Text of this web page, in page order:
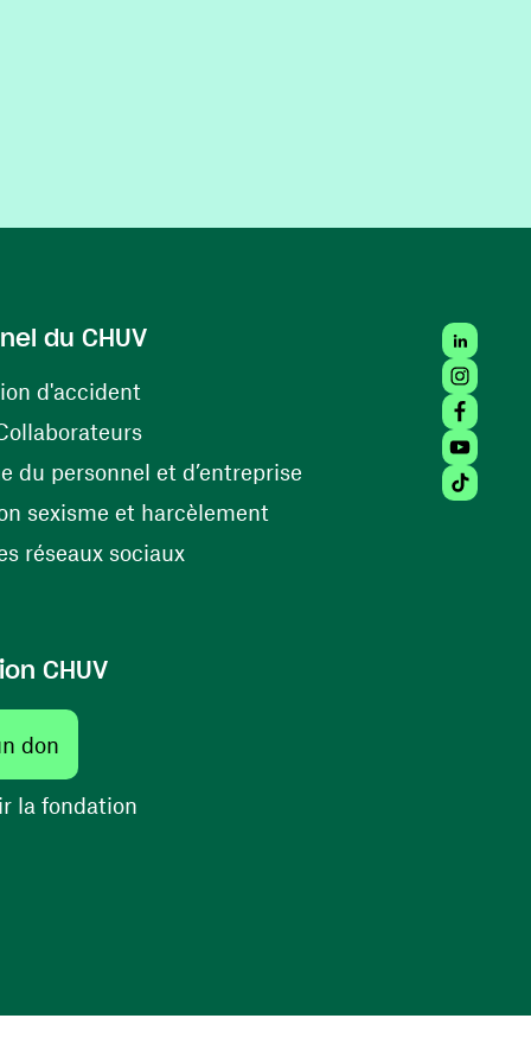
du CHUV
d'accident(ouvre une nouvelle fenêtre)
(ouvre une nouvelle fenêtre)
du personnel et d’entreprise(ouvre une nouvelle
sexisme et harcèlement(ouvre une nouvelle
réseaux sociaux(ouvre une nouvelle fenêtre)
CHUV
don(ouvre une nouvelle fenêtre)
la fondation(ouvre une nouvelle fenêtre)
Tiktok